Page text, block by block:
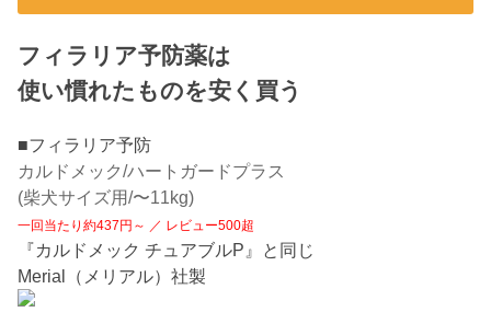
フィラリア予防薬は
使い慣れたものを安く買う
■フィラリア予防
カルドメック/ハートガードプラス
(柴犬サイズ用/〜11kg)
一回当たり約437円～ ／ レビュー500超
『カルドメック チュアブルP』と同じ
Merial（メリアル）社製